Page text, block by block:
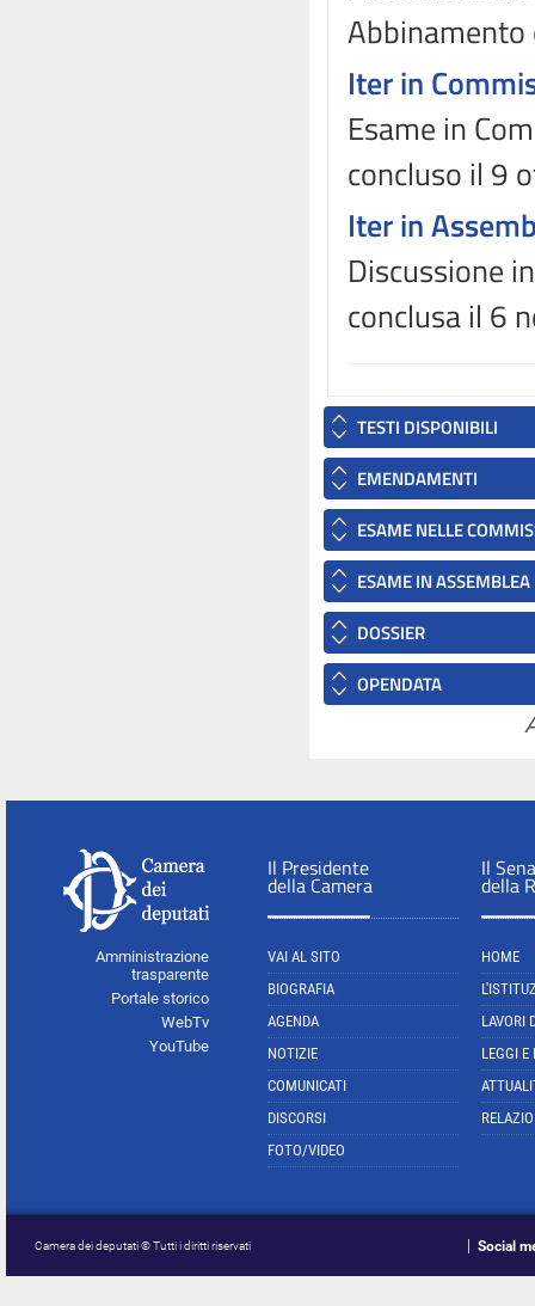
Abbinamento
Iter in
Esame in
concluso il 9
Iter in
Discussione
conclusa il 6
TESTI DISPONIBILI
EMENDAMENTI
ESAME NELLE
ESAME IN ASSEMBLEA
DOSSIER
OPENDATA
Amministrazione
trasparente
Portale storico
WebTv
YouTube
Il Presidente
della Camera
VAI AL SITO
BIOGRAFIA
AGENDA
NOTIZIE
COMUNICATI
DISCORSI
FOTO/VIDEO
Il
della
HOME
LAVORI
LEGGI E
Camera dei deputati © Tutti i diritti riservati Social